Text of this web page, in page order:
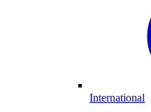
International